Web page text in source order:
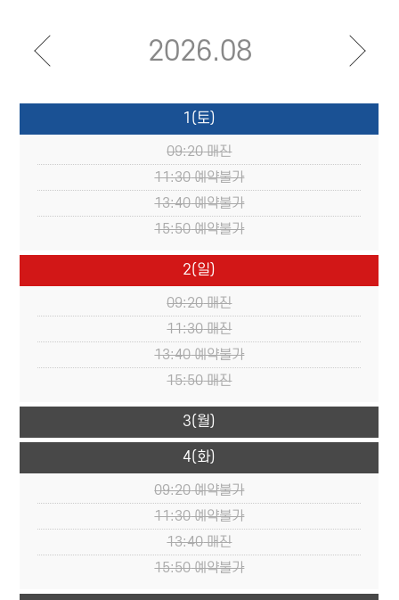
2026.08
1 (토)
09:20매진
11:30예약불가
13:40예약불가
15:50예약불가
2(일)
09:20매진
11:30매진
13:40예약불가
15:50매진
3(월)
4(화)
09:20예약불가
11:30예약불가
13:40매진
15:50예약불가